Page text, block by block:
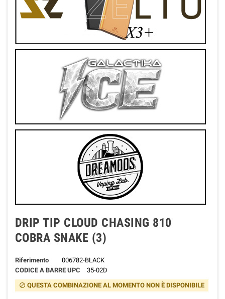
DRIP TIP CLOUD CHASING 810
COBRA SNAKE (3)
Riferimento
006782-BLACK
CODICE A BARRE UPC
35-02D
block QUESTA COMBINAZIONE AL MOMENTO NON È DISPONIBILE